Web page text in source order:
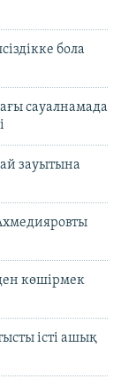
бола
сауалнамада
зауытына
көшірмек
істі ашық